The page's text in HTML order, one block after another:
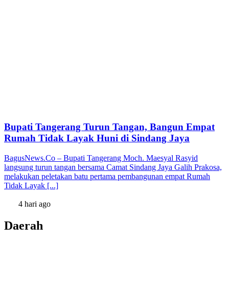
Bupati Tangerang Turun Tangan, Bangun Empat
Rumah Tidak Layak Huni di Sindang Jaya
BagusNews.Co – Bupati Tangerang Moch. Maesyal Rasyid
langsung turun tangan bersama Camat Sindang Jaya Galih Prakosa,
melakukan peletakan batu pertama pembangunan empat Rumah
Tidak Layak [...]
4 hari ago
Daerah